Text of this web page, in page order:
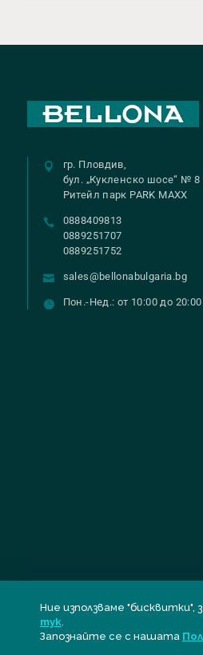
гр. Пловдив,
бул. „Кукленско шосе“ № 8
Ритейл парк PARK MAXX
0888409813
0889251707
0889251752
sales@bellonabulgaria.bg
Пон.-Нед.: от 10:00 до 20:00
© Всички права запазениBELLONA|
Ние използваме
тук.
Запознайте се с нашата